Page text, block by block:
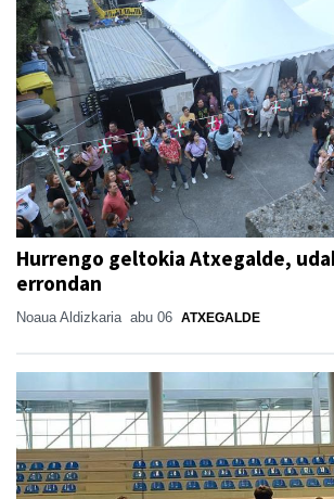
Hurrengo geltokia Atxegalde,
errondan
Noaua Aldizkaria abu 06 ATXEGALDE